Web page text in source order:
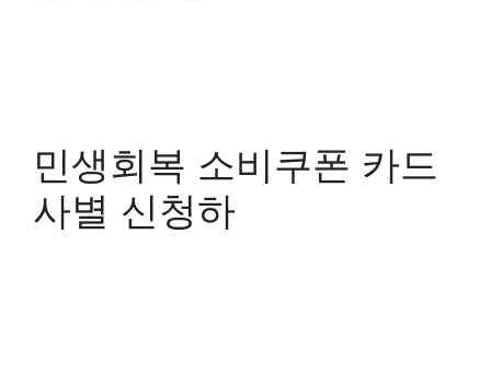
민생회복 소비쿠폰 카드
사별 신청하